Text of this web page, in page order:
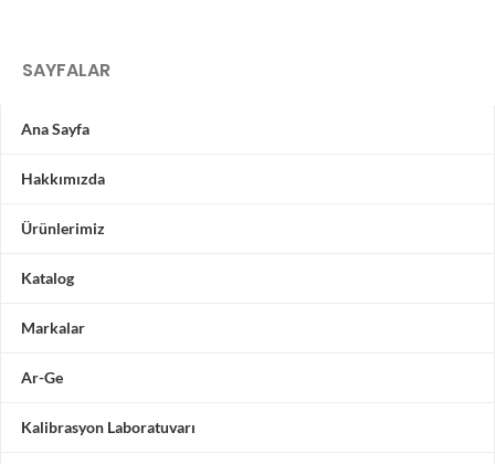
SAYFALAR
Ana Sayfa
Hakkımızda
Ürünlerimiz
Katalog
Markalar
Ar-Ge
Kalibrasyon Laboratuvarı